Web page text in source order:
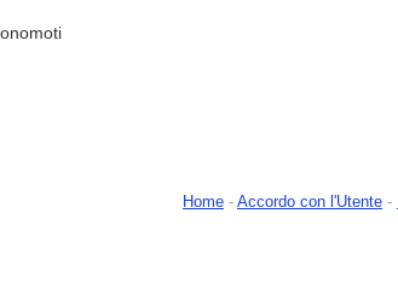
Home - Accordo con l'Utente -